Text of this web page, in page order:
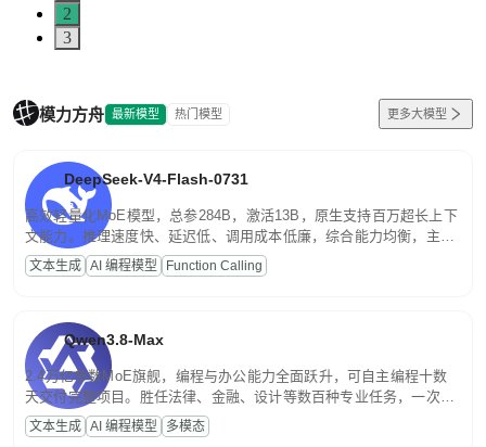
2
3
模力方舟 最新模型 热门模型 更多大模型
DeepSeek-V4-Flash-0731
高效轻量化MoE模型，总参284B，激活13B，原生支持百万超长上下
文能力。推理速度快、延迟低、调用成本低廉，综合能力均衡，主打
高并发、轻量化任务，适合日常对话、内容创作、基础 RAG、批量
文案处理等普惠刚需场景。
文本生成 AI 编程模型 Function Calling
Qwen3.8-Max
2.4万亿参数MoE旗舰，编程与办公能力全面跃升，可自主编程十数
天交付完整项目。胜任法律、金融、设计等数百种专业任务，一次对
话端到端交付生产级成果。原生视觉理解贯穿规划、执行与验证全流
程，支持超长文档与长视频的深度语义解析。长程任务中自主规划与
文本生成 AI 编程模型 多模态